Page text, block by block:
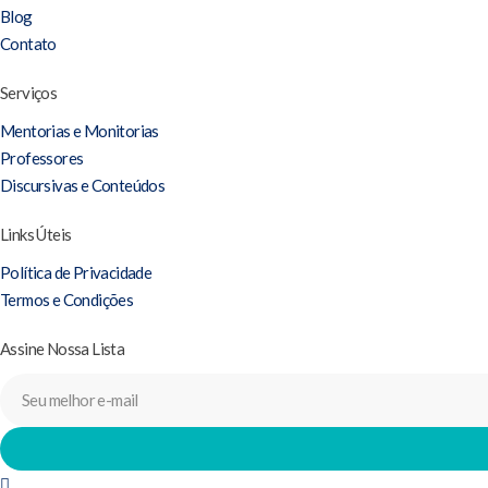
Blog
Contato
Serviços
Mentorias e Monitorias
Professores
Discursivas e Conteúdos
Links Úteis
Política de Privacidade
Termos e Condições
Assine Nossa Lista